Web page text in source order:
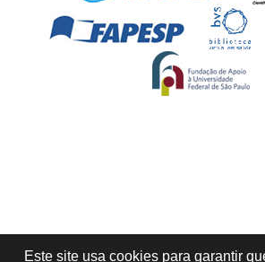
Este site usa cookies para garantir